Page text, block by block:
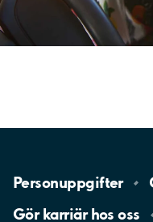
Personuppgifter
Gör karriär hososs